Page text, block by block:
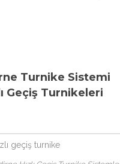
Turnike Sistemi
Geçiş Turnikeleri